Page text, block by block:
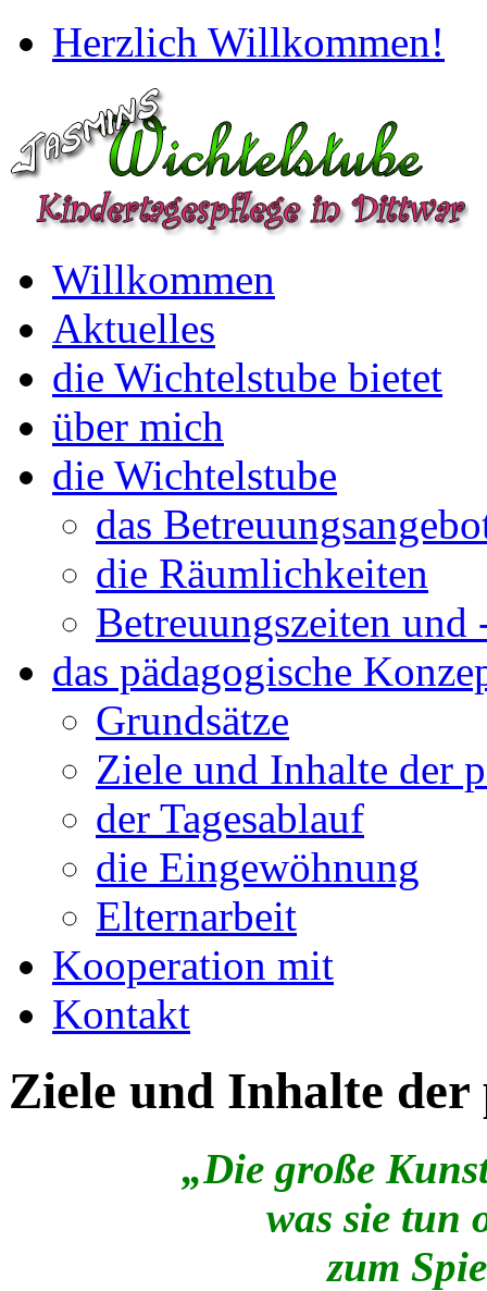
Herzlich Willkommen!
Willkommen
Aktuelles
die Wichtelstube bietet
über mich
die Wichtelstube
das
die Räumlichkeiten
Betreuungszeiten und
das pädagogische
Grundsätze
Ziele und Inhalte der
der Tagesablauf
die Eingewöhnung
Elternarbeit
Kooperation mit
Kontakt
Ziele und Inhalte der
„Die große
was sie tun
zum